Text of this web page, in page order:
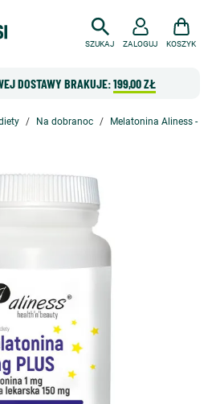
SZUKAJ
DOSTAWY BRAKUJE:199,00 ZŁ
ZALOGUJ KOSZYK
Na dobranoc
Melatonina Aliness -